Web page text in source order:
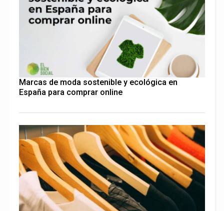
Marcas de moda sostenible y ecológica en
España para comprar online